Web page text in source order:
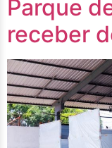
Parque
receber